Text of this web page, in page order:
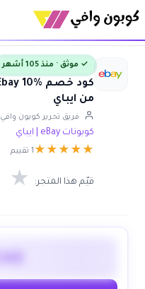
✓ موثق · منذ 105 أشهر
من ايباي
فريق تحرير كوبون وافي
كوبونات eBay | ايباي
★
★
★
★
★ 1 تقييم
قيّم هذا المتجر: ★